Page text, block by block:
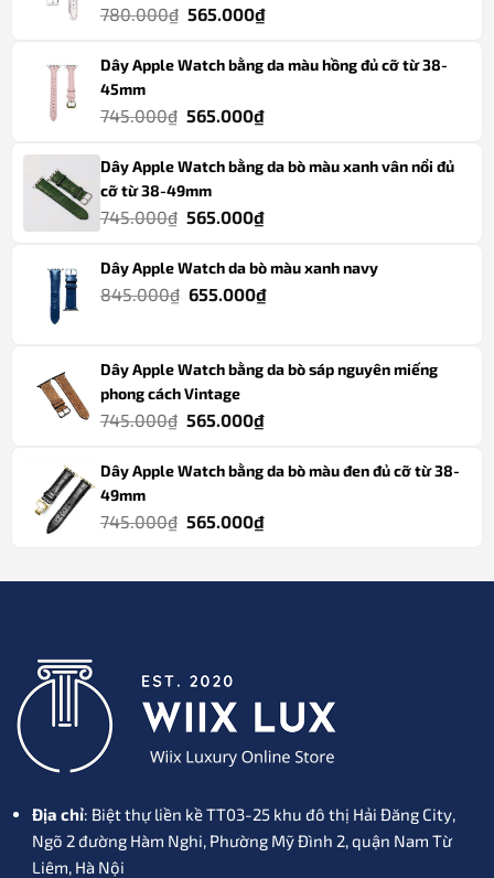
565.000₫.
780.000₫ Giá
là:
565.000₫Giá
tại
565.000₫.
Dây Apple Watch bằng da màu hồng đủ cỡ từ 38-
45mm
745.000₫ Giá
là:
745.000₫.
565.000₫Giá
tại
565.000₫.
Dây Apple Watch bằng da bò màu xanh vân nổi đủ
cỡ từ 38-49mm
745.000₫ Giá
là:
745.000₫.
565.000₫Giá
tại
là:
Dây Apple Watch da bò màu xanh navy
845.000₫ Giá
845.000₫.
655.000₫Giá
là:
Dây Apple Watch bằng da bò sáp nguyên miếng
phong cách Vintage
745.000₫ Giá
là:
565.000₫Giá
tại
565.000₫.
Dây Apple Watch bằng da bò màu đen đủ cỡ từ 38-
49mm
745.000₫ Giá
565.000₫Giá
Địa chỉ: Biệt thự liền kề TT03-25 khu đô thị Hải Đăng City,
Ngõ 2 đường Hàm Nghi, Phường Mỹ Đình 2, quận Nam Từ
Liêm, Hà Nội